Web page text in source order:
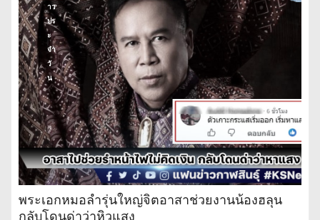
าว
ปร
ะ
จำ
วั
น
พระเอกหมอลำรุ่นใหญ่จิตอาสาช่วยงานน้องฮลุน
กลับโดนด่าว่าหิวแสง